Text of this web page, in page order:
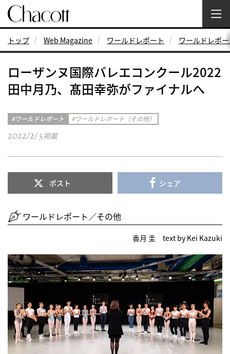
トップ Web Magazine ワールドレポート ワールドレポ
ローザンヌ国際バレエコンクール2022
田中月乃、髙田幸弥がファイナルへ
ワールドレポート ワールドレポート（その他）
2022/2/ 5掲載
ポスト シェア
ワールドレポート／その他
香月 圭 text by Kei Kazuki